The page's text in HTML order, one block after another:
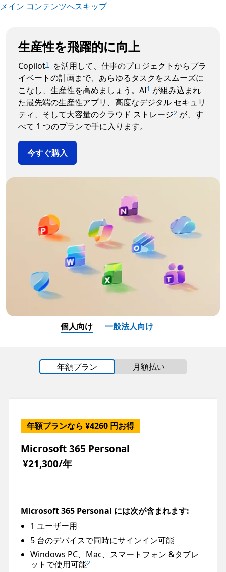
メイン コンテンツへスキップ
生産性を飛躍的に向上
Copilot1
を活用して、仕事のプロジェクトからプラ
イベートの計画まで、あらゆるタスクをスムーズに
こなし、生産性を高めましょう。AI1 が組み込まれ
た最先端の生産性アプリ、高度なデジタル セキュリ
ティ、そして大容量のクラウド ストレージ2 が、す
べて 1 つのプランで手に入ります。
今すぐ購入
個人向け 一般法人向け
年額プラン 月額払い
年額プランなら ¥4260 円お得
Microsoft 365 Personal
¥21,300/年
Microsoft 365 Personal には次が含まれます:
1 ユーザー用
5 台のデバイスで同時にサインイン可能
Windows PC、Mac、スマートフォン &タブレ
ットで使用可能2